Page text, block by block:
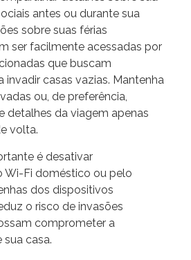
antes ou durante sua
sobre suas férias
ser facilmente acessadas por
que buscam
invadir casas vazias. Mantenha
ou, de preferência,
detalhes da viagem apenas
volta.
é desativar
Wi-Fi doméstico ou pelo
dos dispositivos
o risco de invasões
comprometer a
sua casa.